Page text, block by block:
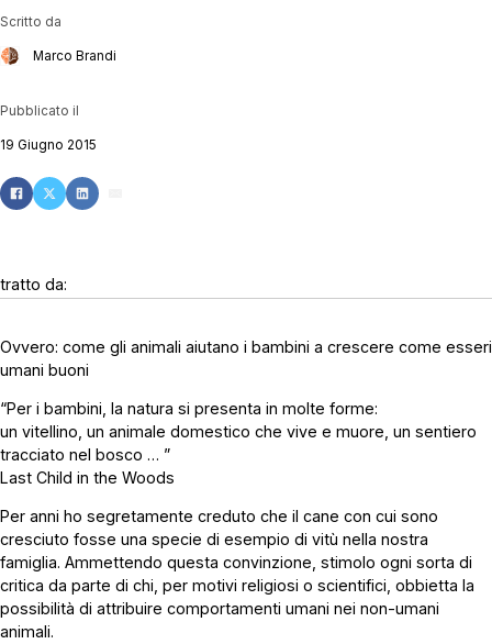
Scritto da
Marco Brandi
Pubblicato il
19 Giugno 2015
tratto da:
Ovvero: come gli animali aiutano i bambini a crescere come esseri
umani buoni
“Per i bambini, la natura si presenta in molte forme:
un vitellino, un animale domestico che vive e muore, un sentiero
tracciato nel bosco … ”
Last Child in the Woods
Per anni ho segretamente creduto che il cane con cui sono
cresciuto fosse una specie di esempio di vitù nella nostra
famiglia. Ammettendo questa convinzione, stimolo ogni sorta di
critica da parte di chi, per motivi religiosi o scientifici, obbietta la
possibilità di attribuire comportamenti umani nei non-umani
animali.